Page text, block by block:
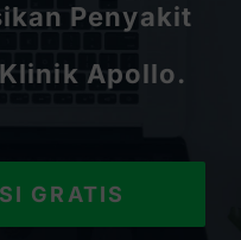
Penyakit
Apollo.
GRATIS